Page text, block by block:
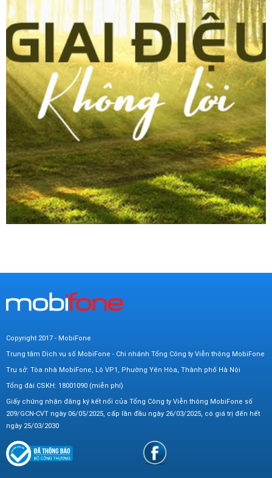
Copyright 2017 - MobiFone
Trung tâm Dịch vụ số MobiFone - Chi nhánh Tổng Công ty Viễn thông MobiFone
Trụ sở: Tòa nhà MobiFone, Lô VP1, Phường Yên Hòa, Thành phố Hà Nội
Tổng đài CSKH: 18001090 (miễn phí)
Giấy chứng nhận đăng ký kết nối của Tổng Công ty Viễn thông MobiFone số
209/GCN-CVT ngày 06/05/2025, cấp lần đầu ngày 26/03/2025, có giá trị đến hết
ngày 25/03/2030